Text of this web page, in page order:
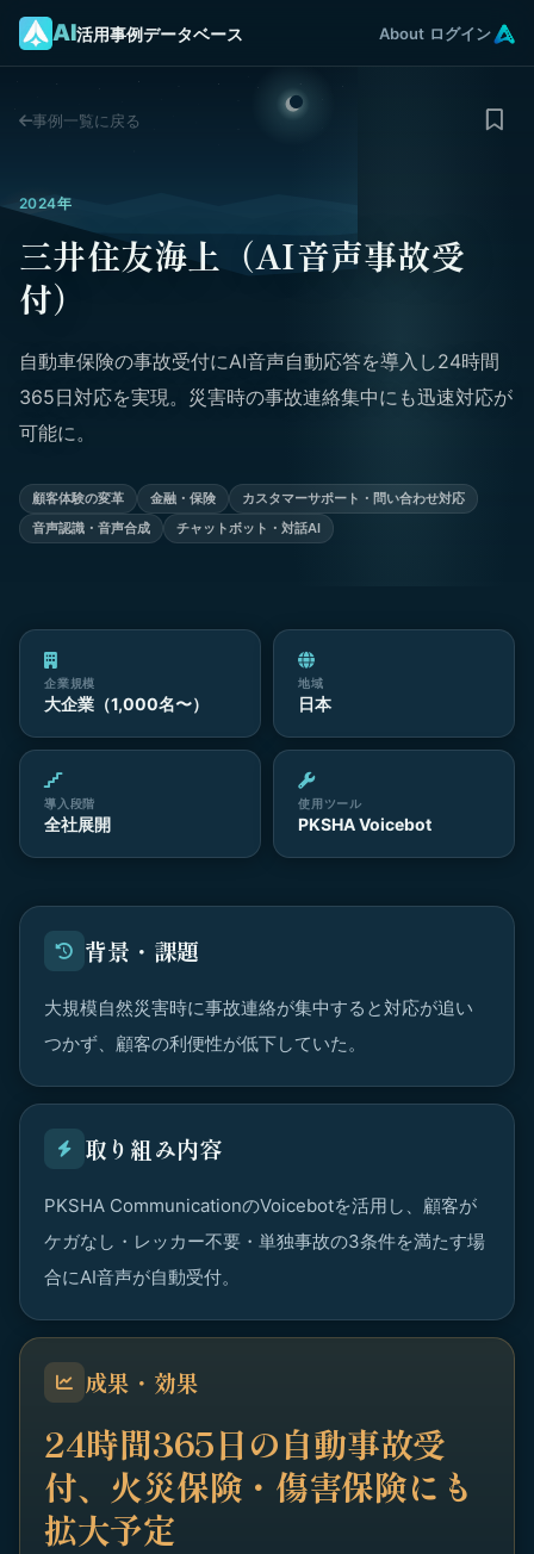
AI活用事例データベース About ログイン
事例一覧に戻る
2024年
三井住友海上（AI音声事故受
付）
自動車保険の事故受付にAI音声自動応答を導入し24時間
365日対応を実現。災害時の事故連絡集中にも迅速対応が
可能に。
顧客体験の変革 金融・保険
カスタマーサポート・問い合わせ対応
音声認識・音声合成
チャットボット・対話AI
企業規模
大企業（1,000名〜）
地域
日本
導入段階
全社展開
使用ツール
PKSHA Voicebot
背景・課題
大規模自然災害時に事故連絡が集中すると対応が追い
つかず、顧客の利便性が低下していた。
取り組み内容
PKSHA CommunicationのVoicebotを活用し、顧客が
ケガなし・レッカー不要・単独事故の3条件を満たす場
合にAI音声が自動受付。
成果・効果
24時間365日の自動事故受
付、火災保険・傷害保険にも
拡大予定